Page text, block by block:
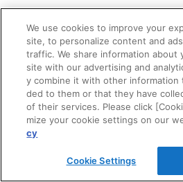
リフォーム分野
TOTO、DAIKEN、YKK APの3社
値向上を目指して、リモデル分
しています。
We use cookies to improve your
site, to personalize content and
traffic. We share information about
site with our advertising and
y combine it with other information
ded to them or that they have
of their services. Please click
mize your cookie settings on our
cy
Cookie Settings